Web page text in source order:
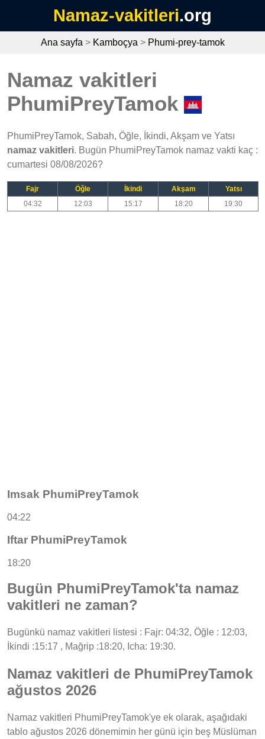
Namaz-vakitleri.org
Ana sayfa > Kamboçya > Phumi-prey-tamok
Namaz vakitleri
PhumiPreyTamok
PhumiPreyTamok, Sabah, Öğle, İkindi, Akşam ve Yatsı
namaz vakitleri. Bugün PhumiPreyTamok namaz vakti kaç :
cumartesi 08/08/2026?
Fajr Öğle İkindi Akşam
Yatsı
04:32
12:03 15:17 18:20 19:30
Imsak PhumiPreyTamok
04:22
Iftar PhumiPreyTamok
18:20
Bugün PhumiPreyTamok'ta namaz
vakitleri ne zaman?
Bugünkü namaz vakitleri listesi : Fajr: 04:32, Öğle : 12:03,
İkindi :15:17 , Mağrip :18:20, Icha: 19:30.
Namaz vakitleri de PhumiPreyTamok
ağustos 2026
Namaz vakitleri PhumiPreyTamok'ye ek olarak, aşağıdaki
tablo ağustos 2026 dönemimin her günü için beş Müslüman